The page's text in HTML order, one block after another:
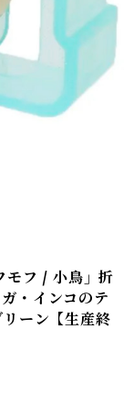
モフ / 小鳥」折
・インコのテ
ーン【生産終